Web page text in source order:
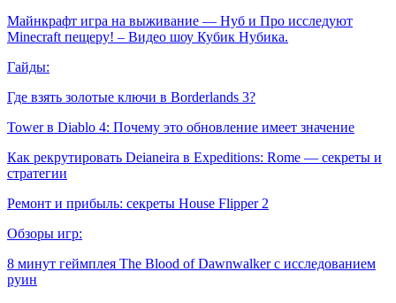
Майнкрафт игра на выживание — Нуб и Про исследуют
Minecraft пещеру! – Видео шоу Кубик Нубика.
Гайды:
Где взять золотые ключи в Borderlands 3?
Tower в Diablo 4: Почему это обновление имеет значение
Как рекрутировать Deianeira в Expeditions: Rome — секреты и
стратегии
Ремонт и прибыль: секреты House Flipper 2
Обзоры игр:
8 минут геймплея The Blood of Dawnwalker с исследованием
руин